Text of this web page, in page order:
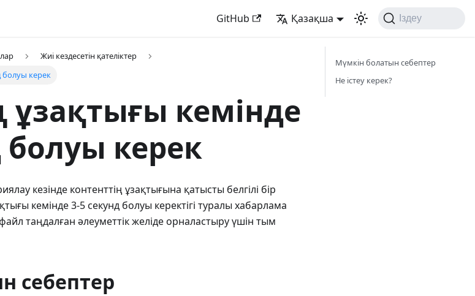
GitHub Қазақша Іздеу
Жиі кездесетін қателіктер
болуы керек
кемінде
болуы керек
кезінде контенттің ұзақтығына қатысты белгілі бір
кемінде 3-5 секунд болуы керектігі туралы хабарлама
таңдалған әлеуметтік желіде орналастыру үшін тым
себептер
Мүмкін болатын себептер
Не істеу керек?